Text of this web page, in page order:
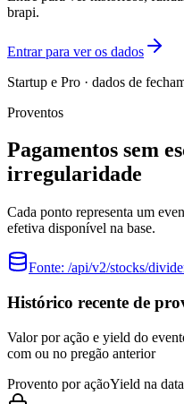
brapi.
Entrar para ver os dados
Startup e Pro · dados de
Proventos
Pagamentos sem
irregularidade
Cada ponto representa um
efetiva disponível na base.
Fonte: /api/v2/stocks/
Histórico recente de
Valor por ação e yield do
com ou no pregão anterior
Provento por açãoYield na